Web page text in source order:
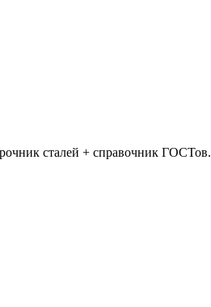
сталей + справочник ГОСТов.